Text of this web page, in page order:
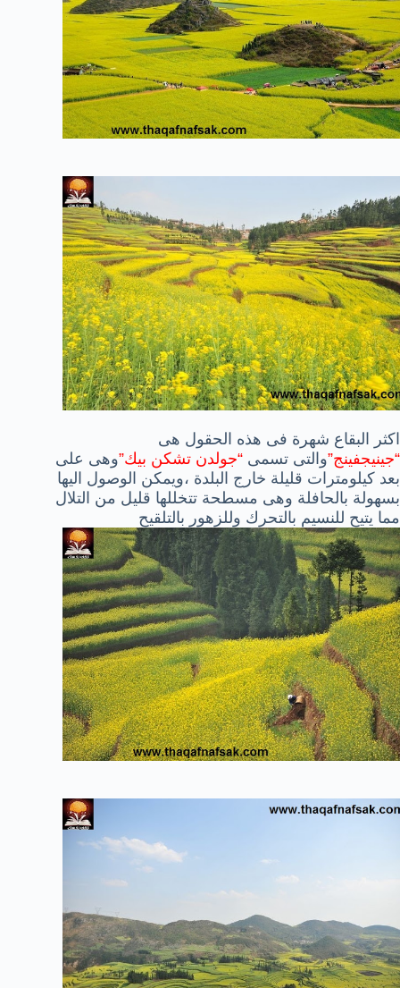
اكثر البقاع شهرة فى هذه الحقول هى
“جينيجفينج”والتى تسمى “جولدن تشكن بيك”وهى على
بعد كيلومترات قليلة خارج البلدة ،ويمكن الوصول اليها
بسهولة بالحافلة وهى مسطحة تتخللها قليل من التلال
مما يتيح للنسيم بالتحرك وللزهور بالتلقيح